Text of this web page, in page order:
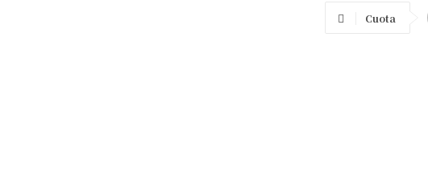
Cuota